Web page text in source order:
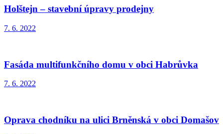
Holštejn – stavební úpravy prodejny
7. 6. 2022
Fasáda multifunkčního domu v obci Habrůvka
7. 6. 2022
Oprava chodníku na ulici Brněnská v obci Domašov